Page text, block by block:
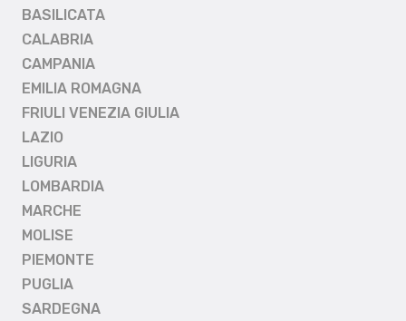
BASILICATA
CALABRIA
CAMPANIA
EMILIA ROMAGNA
FRIULI VENEZIA GIULIA
LAZIO
LIGURIA
LOMBARDIA
MARCHE
MOLISE
PIEMONTE
PUGLIA
SARDEGNA